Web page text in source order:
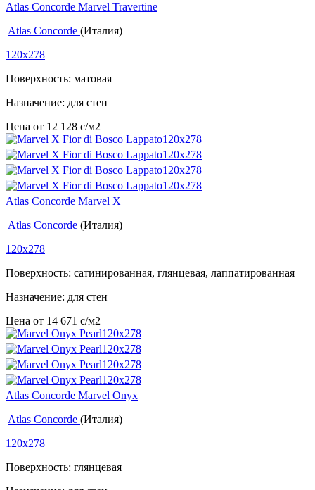
Atlas Concorde Marvel Travertine
Atlas Concorde (Италия)
120x278
Поверхность: матовая
Назначение: для стен
Цена от 12 128 c/м2
Atlas Concorde Marvel X
Atlas Concorde (Италия)
120x278
Поверхность: сатинированная, глянцевая, лаппатированная
Назначение: для стен
Цена от 14 671 c/м2
Atlas Concorde Marvel Onyx
Atlas Concorde (Италия)
120x278
Поверхность: глянцевая